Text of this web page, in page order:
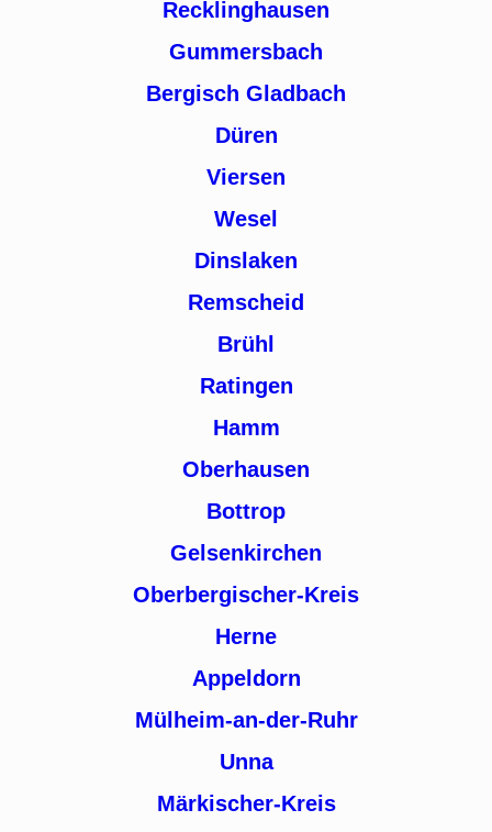
Recklinghausen
Gummersbach
Bergisch Gladbach
Düren
Viersen
Wesel
Dinslaken
Remscheid
Brühl
Ratingen
Hamm
Oberhausen
Bottrop
Gelsenkirchen
Oberbergischer-Kreis
Herne
Appeldorn
Mülheim-an-der-Ruhr
Unna
Märkischer-Kreis